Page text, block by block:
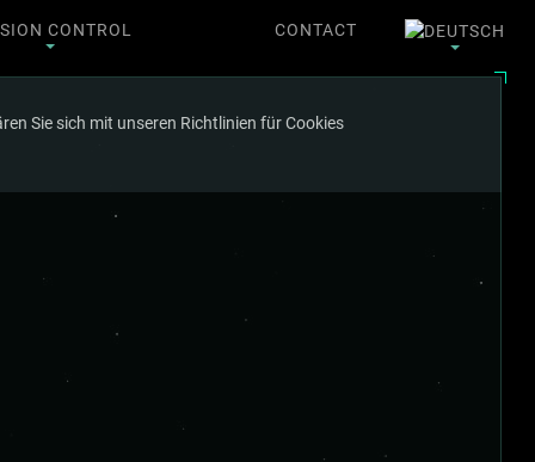
CONTROL CONTACT
Sie sich mit unseren Richtlinien für Cookies